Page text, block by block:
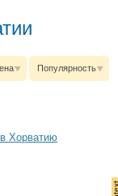
Популярность
Хорватию